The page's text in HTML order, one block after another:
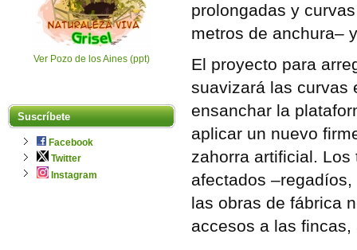
Ver Pozo de los Aines (ppt)
Suscríbete
Facebook
Twitter
Instagram
prolongadas y
metros de anchura–
El proyecto para
suavizará las curvas
ensanchar la
aplicar un nuevo
zahorra artificial.
afectados
las obras de fábrica
accesos a las